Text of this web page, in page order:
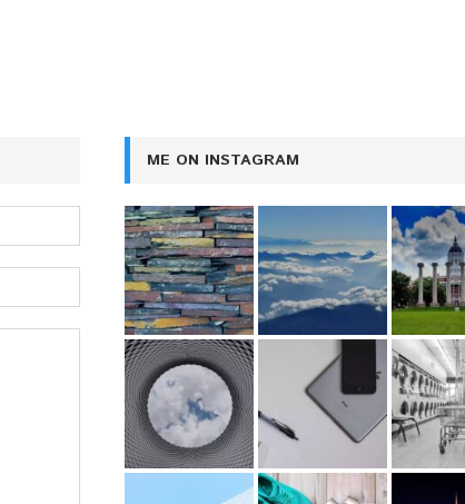
ME ON INSTAGRAM